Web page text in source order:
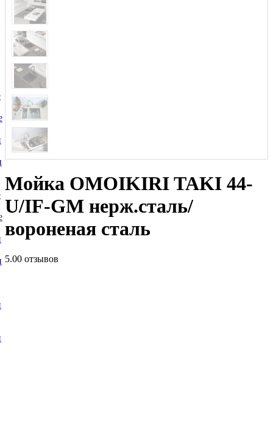
Мойка OMOIKIRI TAKI 44-
U/IF-GM нерж.сталь/
вороненая сталь
5.00 отзывов